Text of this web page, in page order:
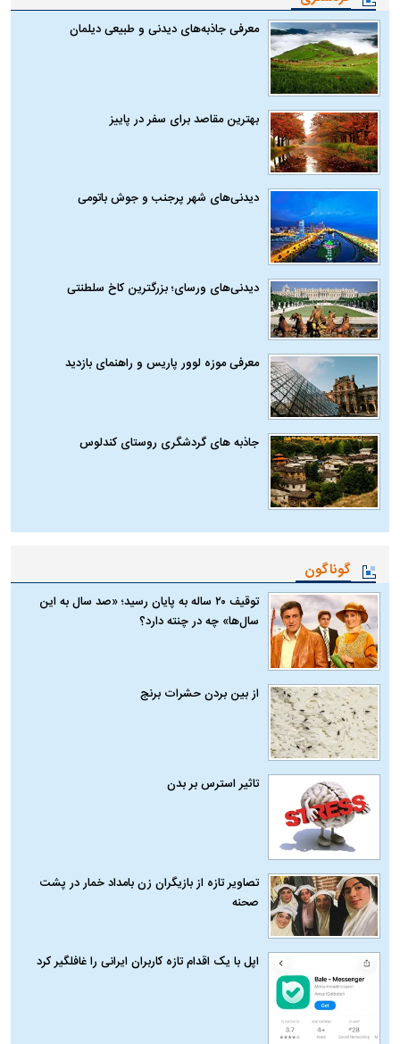
معرفی جاذبه‌های دیدنی و طبیعی دیلمان
بهترین مقاصد برای سفر در پاییز
دیدنی‌های شهر پرجنب و جوش باتومی
دیدنی‌های ورسای؛ بزرگترین کاخ سلطنتی
معرفی موزه لوور پاریس و راهنمای بازدید
جاذبه های گردشگری روستای کندلوس
گوناگون
توقیف ۲۰ ساله به پایان رسید؛ «صد سال به این
سال‌ها» چه در چنته دارد؟
از بین بردن حشرات برنج
تاثیر استرس بر بدن
تصاویر تازه از بازیگران زن بامداد خمار در پشت
صحنه
اپل با یک اقدام تازه کاربران ایرانی را غافلگیر کرد